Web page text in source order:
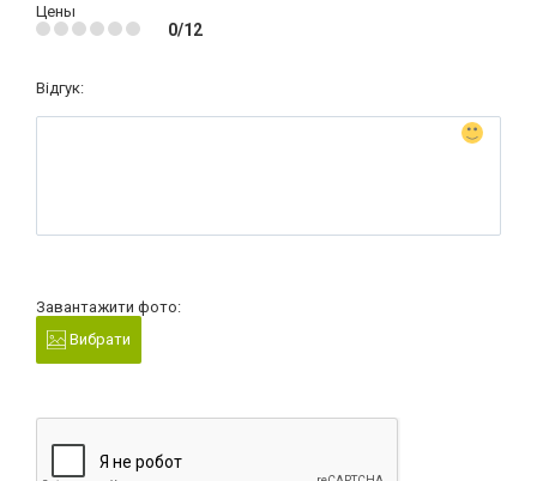
Цены
0/12
Відгук:
Завантажити фото:
Вибрати